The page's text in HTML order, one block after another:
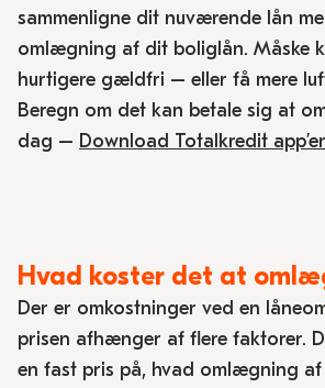
sammenligne dit nuværende lån
omlægning af dit boliglån. Måske
hurtigere gældfri – eller få mere
Beregn om det kan betale sig at
dag – Download Totalkredit
Hvad koster det at
Der er omkostninger ved en
prisen afhænger af flere faktorer.
en fast pris på, hvad omlægning af